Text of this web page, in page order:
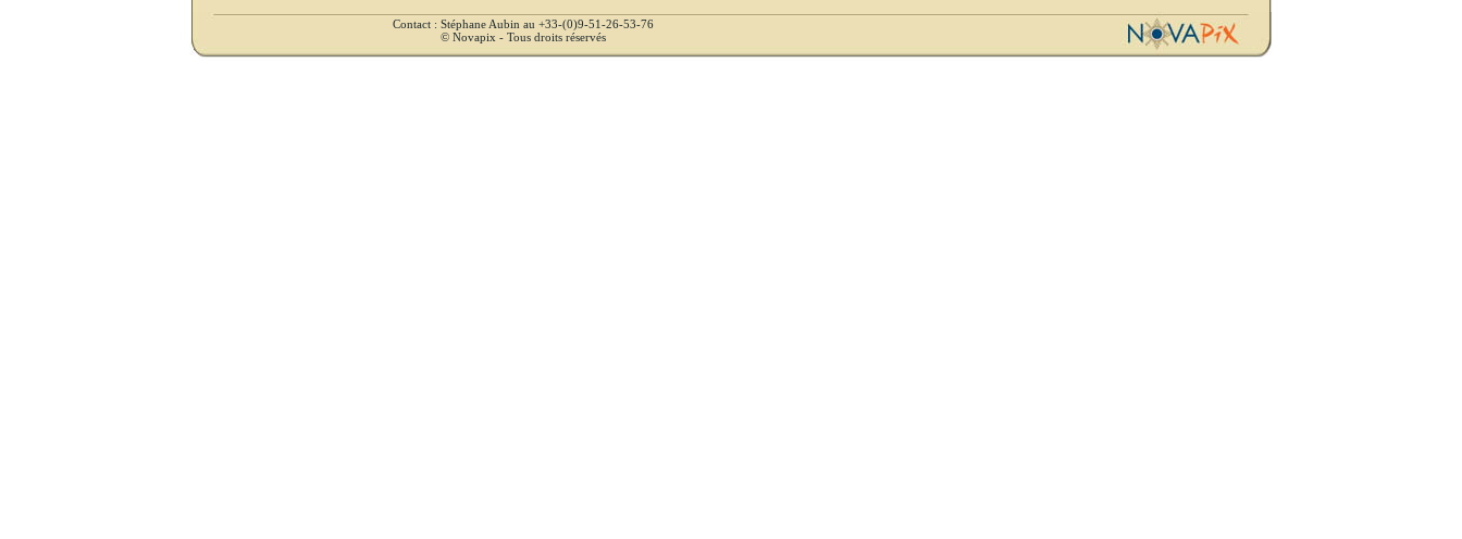
Contact : Stéphane Aubin au +33-(0)9-51-26-53-76
© Novapix - Tous droits réservés